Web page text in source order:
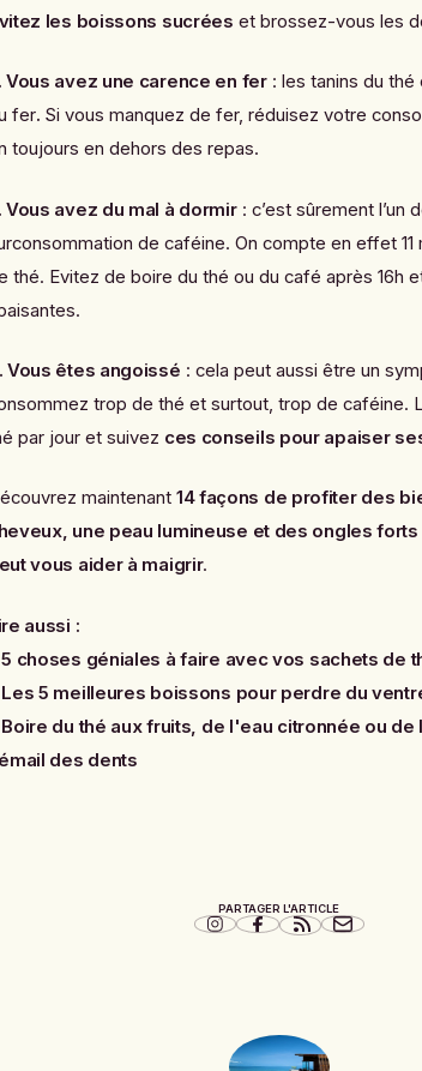
les boissons sucrées et brossez-vous les
Vous avez une carence en fer: les tanins du thé
fer. Si vous manquez de fer, réduisez votre
toujours en dehors des repas.
Vous avez du mal à dormir: c’est sûrement l’un
de caféine. On compte en effet
thé. Evitez de boire du thé ou du café après 16h
Vous êtes angoissé : cela peut aussi être un
trop de thé et surtout, trop de caféine.
par jour et suivez ces conseils pour apaiser
maintenant 14 façons de profiter des
une peau lumineuse et des ongles forts
vous aider à maigrir.
aussi :
5 choses géniales à faire avec vos sachets de
Les 5 meilleures boissons pour perdre du
Boire du thé aux fruits, de l'eau citronnée ou
des dents
PARTAGER L'ARTICLE